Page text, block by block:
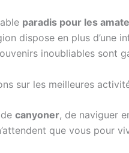
paradis pour les
dispose en plus d’une
inoubliables sont
sur les meilleures
canyoner, de naviguer
que vous pour